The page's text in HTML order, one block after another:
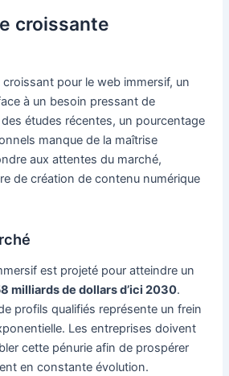
croissante
croissant pour le web immersif, un
à un besoin pressant de
études récentes, un pourcentage
manque de la maîtrise
aux attentes du marché,
de création de contenu numérique
est projeté pour atteindre un
milliards de dollars d’ici 2030.
profils qualifiés représente un frein
Les entreprises doivent
cette pénurie afin de prospérer
en constante évolution.